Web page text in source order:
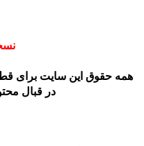
نسخه
حقوق این سایت برای
در قبال